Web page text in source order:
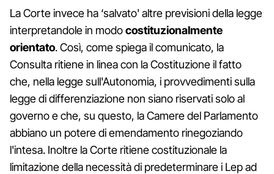
La Corte invece ha ‘salvato' altre previsioni della legge
interpretandole in modocostituzionalmente
orientato. Così, come spiega il comunicato, la
Consulta ritiene in linea con la Costituzione il fatto
che, nella legge sull'Autonomia, i provvedimenti sulla
legge di differenziazione non siano riservati solo al
governo e che, su questo, la Camere del Parlamento
abbiano un potere di emendamento rinegoziando
l'intesa. Inoltre la Corte ritiene costituzionale la
limitazione della necessità di predeterminare i Lep ad